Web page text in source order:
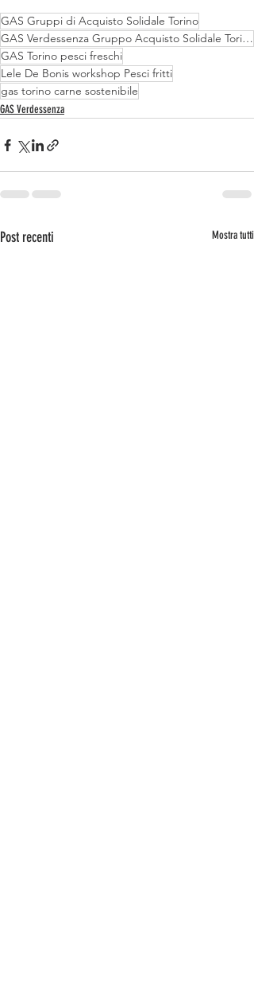
GAS Gruppi di Acquisto Solidale Torino
GAS Verdessenza Gruppo Acquisto Solidale Torino
GAS Torino pesci freschi
Lele De Bonis workshop Pesci fritti
gas torino carne sostenibile
GAS Verdessenza
Post recenti Mostra tutti